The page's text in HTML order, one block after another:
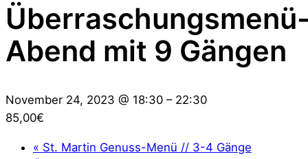
Abend mit 9 Gängen
November 24, 2023 @ 18:30 – 22:30
85,00€
« St. Martin Genuss-Menü // 3-4 Gänge